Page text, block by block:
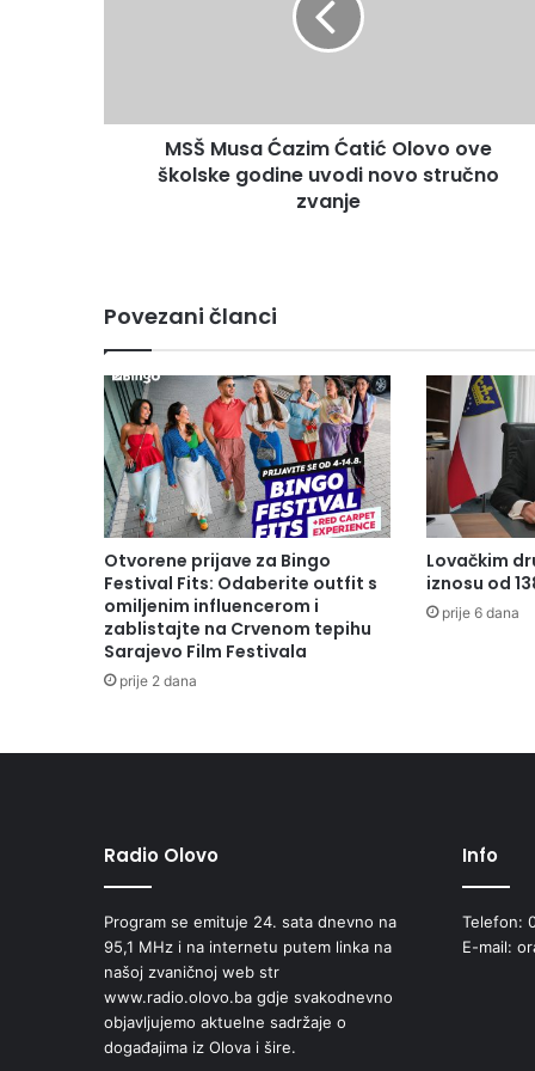
uvodi
stručno
MSŠ Musa Ćazim Ćatić Olovo ove
školske godine uvodi novo stručno
zvanje
Povezani članci
Otvorene prijave za Bingo
Festival Fits: Odaberite outfit s
omiljenim influencerom i
zablistajte na Crvenom tepihu
Sarajevo Film Festivala
prije 2 dana
Lovačkim
iznosu od
prije 6 dana
Radio Olovo
Program se emituje 24. sata dnevno na
95,1 MHz i na internetu putem linka na
našoj zvaničnoj web str
www.radio.olovo.ba gdje svakodnevno
objavljujemo aktuelne sadržaje o
događajima iz Olova i šire.
Info
Telefon:
E-mail: